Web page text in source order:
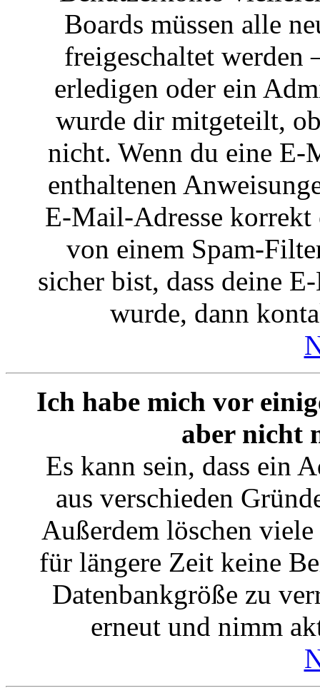
Boards müssen alle
freigeschaltet werden
erledigen oder ein
wurde dir mitgeteilt,
nicht. Wenn du eine E-
enthaltenen
E-Mail-Adresse korrekt
von einem Spam-
sicher bist, dass deine
wurde, dann
Ich habe mich vor
aber nicht
Es kann sein, dass ein
aus verschieden
Außerdem löschen
für längere Zeit keine
Datenbankgröße zu
erneut und nimm